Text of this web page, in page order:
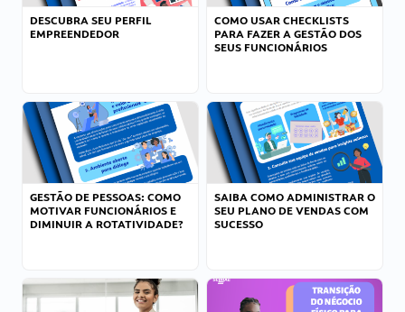
DESCUBRA SEU PERFIL
EMPREENDEDOR
COMO USAR CHECKLISTS
PARA FAZER A GESTÃO DOS
SEUS FUNCIONÁRIOS
GESTÃO DE PESSOAS: COMO
MOTIVAR FUNCIONÁRIOS E
DIMINUIR A ROTATIVIDADE?
SAIBA COMO ADMINISTRAR O
SEU PLANO DE VENDAS COM
SUCESSO